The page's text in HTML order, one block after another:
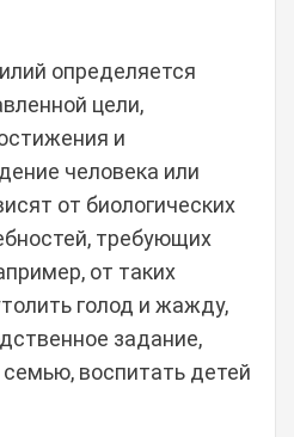
определяется
цели,
и
человека или
от биологических
требующих
от таких
голод и жажду,
задание,
воспитать детей